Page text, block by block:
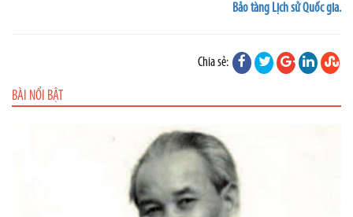
Bảo tàng Lịch sử Quốc gia.
Chia sẻ:
BÀI NỔI BẬT